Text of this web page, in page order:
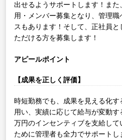
出せるようサポートします！ま
用・メンバー募集となり、管理
スもあります！そして、正社員
ただける方を募集します！
アピールポイント
【成果を正しく評価】
時短勤務でも、成果を見える化
用い、実績に応じて給与が変動
万円のインセンティブを支給し
ために管理者も全力でサポート